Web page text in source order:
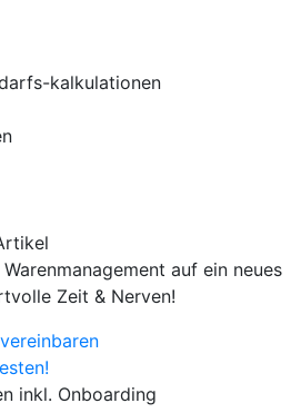
kalkulationen
auf ein neues
Zeit & Nerven!
inkl. Onboarding